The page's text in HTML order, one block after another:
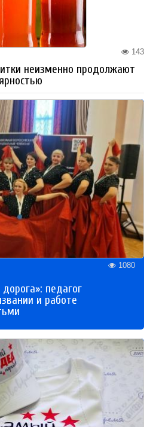
143
неизменно продолжают
1080
педагог
и работе